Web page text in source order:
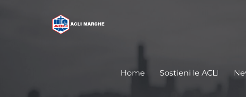
Home Sostieni le ACLI